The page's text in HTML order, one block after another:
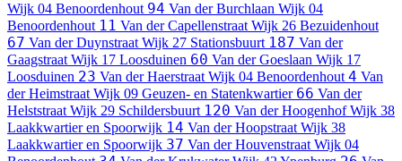
Wijk 04 Benoordenhout 94 Van der Burchlaan Wijk 04
Benoordenhout 11 Van der Capellenstraat Wijk 26 Bezuidenhout
67 Van der Duynstraat Wijk 27 Stationsbuurt 187 Van der
Gaagstraat Wijk 17 Loosduinen 60 Van der Goeslaan Wijk 17
Loosduinen 23 Van der Haerstraat Wijk 04 Benoordenhout 4 Van
der Heimstraat Wijk 09 Geuzen- en Statenkwartier 66 Van der
Helststraat Wijk 29 Schildersbuurt 120 Van der Hoogenhof Wijk 38
Laakkwartier en Spoorwijk 14 Van der Hoopstraat Wijk 38
Laakkwartier en Spoorwijk 37 Van der Houvenstraat Wijk 04